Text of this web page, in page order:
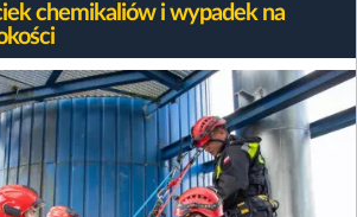
chemikaliów i wypadek na